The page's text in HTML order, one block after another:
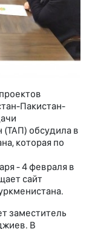
Пакистан-
(ТАП) обсудила в
которая по
- 4 февраля в
сайт
заместитель
В